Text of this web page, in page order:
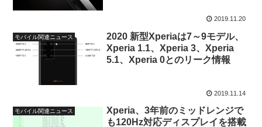
2019.11.20
モバイル関連ニュース
2020 新型Xperiaは7～9モデル、
Xperia 1.1、Xperia 3、Xperia
5.1、Xperia 0とのリーク情報
2019.11.14
モバイル関連ニュース
Xperia、3年前のミッドレンジで
も120Hz対応ディスプレイを搭載